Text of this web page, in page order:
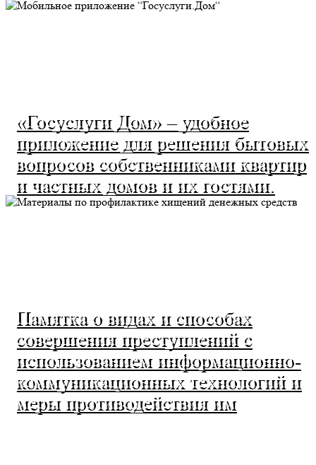
«Госуслуги Дом» – удобное
приложение для решения бытовых
вопросов собственниками квартир
и частных домов и их гостями.
Памятка о видах и способах
совершения преступлений с
использованием информационно-
коммуникационных технологий и
меры противодействия им